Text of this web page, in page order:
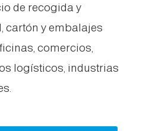
de recogida y
cartón y embalajes
comercios,
logísticos, industrias